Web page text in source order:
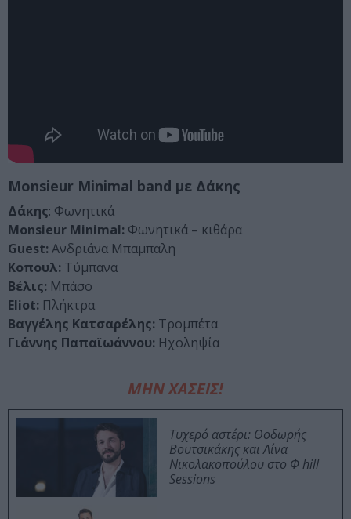
Monsieur Minimal band με Δάκης
Δάκης: Φωνητικά
Monsieur Minimal: Φωνητικά – κιθάρα
Guest: Ανδριάνα Μπαμπαλη
Κοπουλ: Τύμπανα
Βέλις: Μπάσο
Eliot: Πλήκτρα
Βαγγέλης Κατσαρέλης: Τρομπέτα
Γιάννης Παπαϊωάννου: Ηχοληψία
ΜΗΝ ΧΑΣΕΙΣ!
Τυχερό αστέρι: Θοδωρής
Βουτσικάκης και Λίνα
Νικολακοπούλου στο Φ hill
Sessions